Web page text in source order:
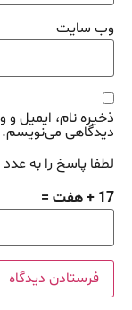
وب‌ سایت
ذخیره نام، ایمیل و
دیدگاهی می‌نویسم.
لطفا پاسخ را به
17 + هفت =